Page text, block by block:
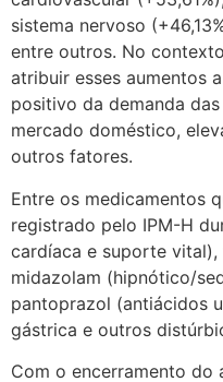
sistema nervoso
entre outros. No
atribuir esses aumentos
positivo da demanda
mercado doméstico,
outros fatores.
Entre os medicamentos
registrado pelo IPM-H
cardíaca e suporte
midazolam (hipnótico/
pantoprazol (antiácidos
gástrica e outros
Com o encerramento do